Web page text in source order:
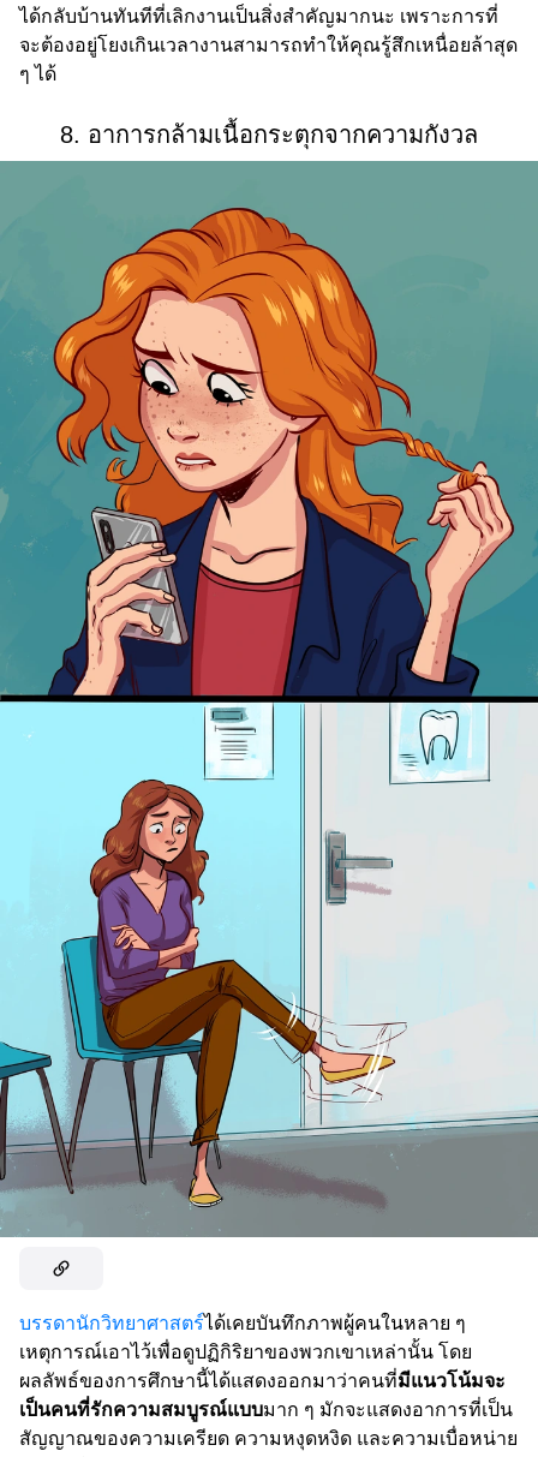
ได้กลับบ้านทันทีที่เลิกงานเป็นสิ่งสำคัญมากนะ เพราะการที่
จะต้องอยู่โยงเกินเวลางานสามารถทำให้คุณรู้สึกเหนื่อยล้าสุด
ๆ ได้
8. อาการกล้ามเนื้อกระตุกจากความกังวล
บรรดานักวิทยาศาสตร์ได้เคยบันทึกภาพผู้คนในหลาย ๆ
เหตุการณ์เอาไว้เพื่อดูปฏิกิริยาของพวกเขาเหล่านั้น โดย
ผลลัพธ์ของการศึกษานี้ได้แสดงออกมาว่าคนที่มีแนวโน้มจะ
เป็นคนที่รักความสมบูรณ์แบบมาก ๆ มักจะแสดงอาการที่เป็น
สัญญาณของความเครียด ความหงุดหงิด และความเบื่อหน่าย